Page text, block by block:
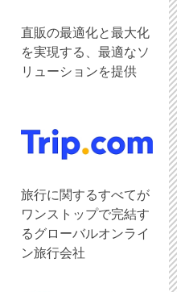
直販の最適化と最大化
を実現する、最適なソ
リューションを提供
旅行に関するすべてが
ワンストップで完結す
るグローバルオンライ
ン旅行会社